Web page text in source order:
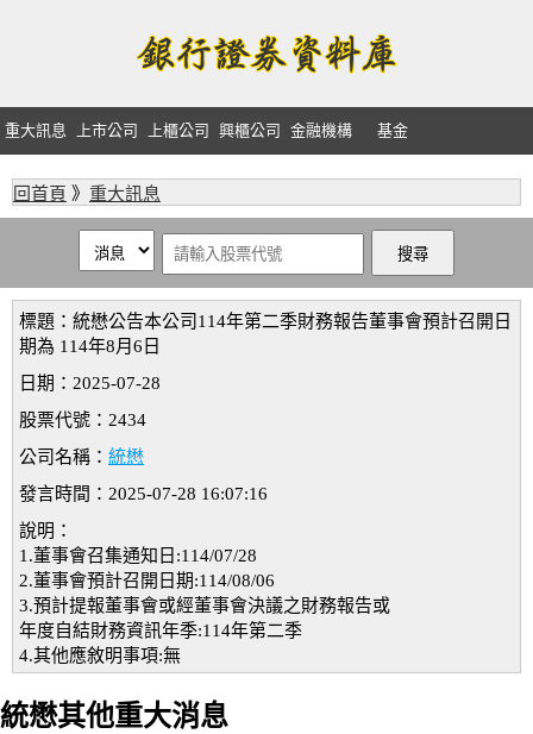
重大訊息 上市公司 上櫃公司 興櫃公司 金融機構 基金
回首頁 》 重大訊息
標題：統懋公告本公司114年第二季財務報告董事會預計召開日
期為 114年8月6日
日期：2025-07-28
股票代號：2434
公司名稱： 統懋
發言時間：2025-07-28 16:07:16
說明：
1.董事會召集通知日:114/07/28
2.董事會預計召開日期:114/08/06
3.預計提報董事會或經董事會決議之財務報告或
年度自結財務資訊年季:114年第二季
4.其他應敘明事項:無
統懋其他重大消息